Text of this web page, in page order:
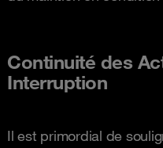
Continuité des
Interruption
Il est primordial de